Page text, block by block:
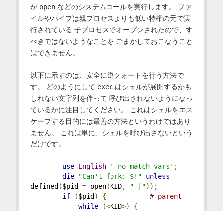
が openなどのシステムコールを実行します。 ファ
イルやパイプは親プロセスよりも低い特権の元で実
行されている 子プロセスでオープンされたので、す
べきではないようなことを ごまかしておこなうこと
はできません。
以下に示すのは、安全に逆クォートを行う方法で
す。 どのようにして execはシェルが展開するかも
しれない文字列を伴って 呼び出されないようになっ
ているかに注目してください。 これはシェルをエス
ケープする目的には最善の方法というわけではあり
ません。 これは単に、シェルを呼び出さないという
だけです。
use English '-no_match_vars' ;
die
"Can't fork: $!"
unless
defined ($pid = open(KID, "-|"));
if
($pid ) {
# parent
while
(<KID>)
{